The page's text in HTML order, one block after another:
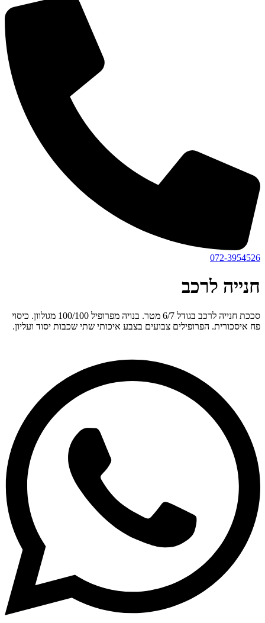
072-3954526
חנייה לרכב
סככת חנייה לרכב בגודל 6/7 מטר. בנויה מפרופיל 100/100 מגולוון. כיסוי
פח איסכורית. הפרופילים צבועים בצבע איכותי שתי שכבות יסוד ועליון.